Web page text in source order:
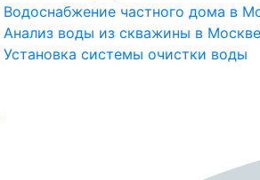
Водоснабжение частного дома в
Анализ воды из скважины в
Установка системы очистки воды